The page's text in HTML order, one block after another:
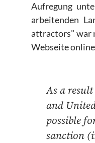
Aufregung
arbeitenden
attractors" war
Webseite
As a
and
possible
sanction